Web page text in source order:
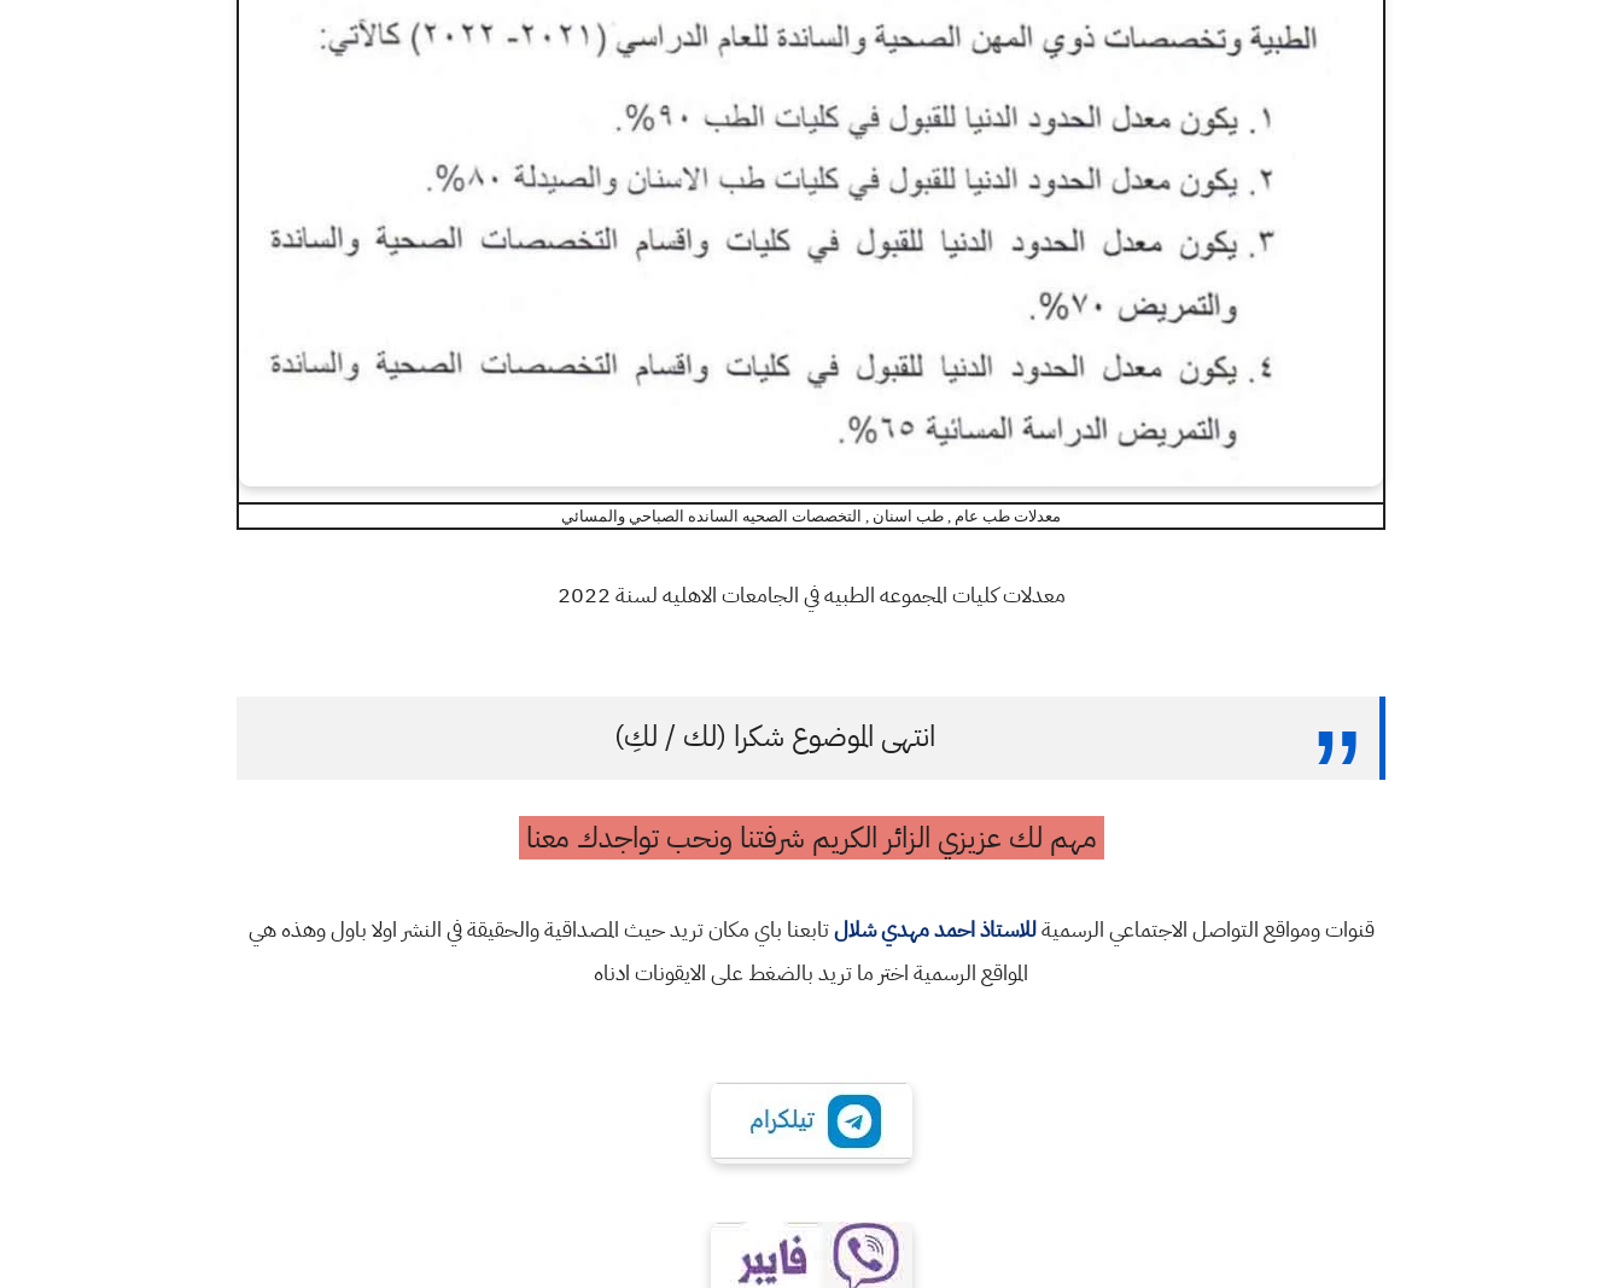
معدلات طب عام , طب اسنان , التخصصات الصحيه السانده الصباحي والمسائي
معدلات كليات المجموعه الطبيه في الجامعات الاهليه لسنة 2022
انتهى الموضوع شكرا (لك / لكِ)
مهم لك عزيزي الزائر الكريم شرفتنا ونحب تواجدك معنا
قنوات ومواقع التواصل الاجتماعي الرسميةللاستاذ احمد مهدي شلالتابعنا باي مكان تريد حيث المصداقية والحقيقة في النشر اولا باول وهذه هي
المواقع الرسمية اختر ما تريد بالضغط على الايقونات ادناه